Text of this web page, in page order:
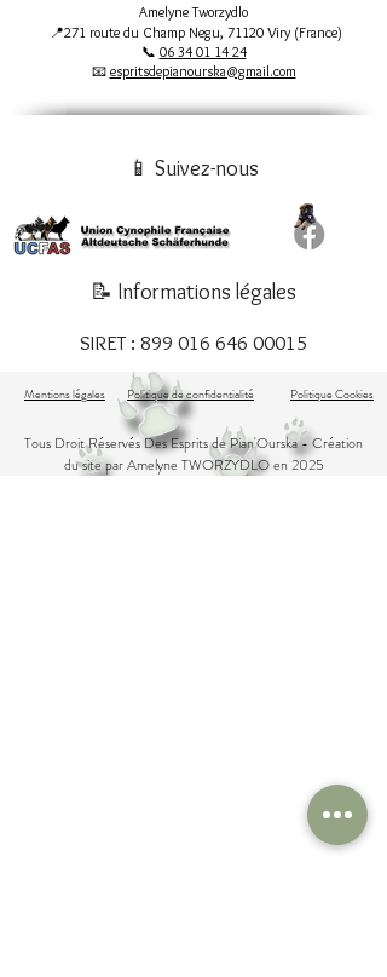
Amelyne Tworzydlo
📍271 route du Champ Negu, 71120 Viry (France)
📞 06 34 01 14 24
📧 espritsdepianourska@gmail.com
📱 Suivez-nous
📝 Informations légales
SIRET : 899 016 646 00015
Mentions légales Politique de confidentialité Politique Cookies
Tous Droit Réservés Des Esprits de Pian'Ourska- Création
du site par Amelyne TWORZYDLO en 2025